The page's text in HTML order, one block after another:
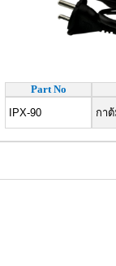
Part No
IPX-90
กา